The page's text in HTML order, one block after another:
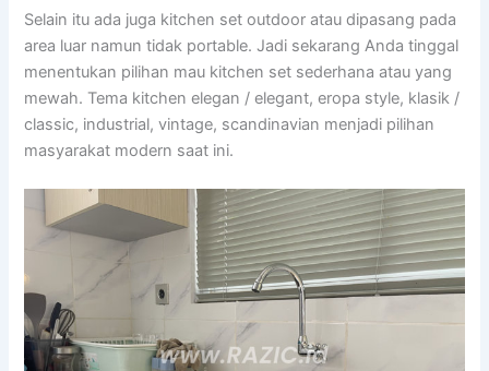
Selain itu ada juga kitchen set outdoor atau dipasang pada
area luar namun tidak portable. Jadi sekarang Anda tinggal
menentukan pilihan mau kitchen set sederhana atau yang
mewah. Tema kitchen elegan / elegant, eropa style, klasik /
classic, industrial, vintage, scandinavian menjadi pilihan
masyarakat modern saat ini.